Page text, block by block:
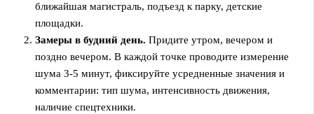
ближайшая магистраль, подъезд к парку, детские
площадки.
Замеры в будний день. Придите утром, вечером и
поздно вечером. В каждой точке проводите измерение
шума 3-5 минут, фиксируйте усредненные значения и
комментарии: тип шума, интенсивность движения,
наличие спецтехники.